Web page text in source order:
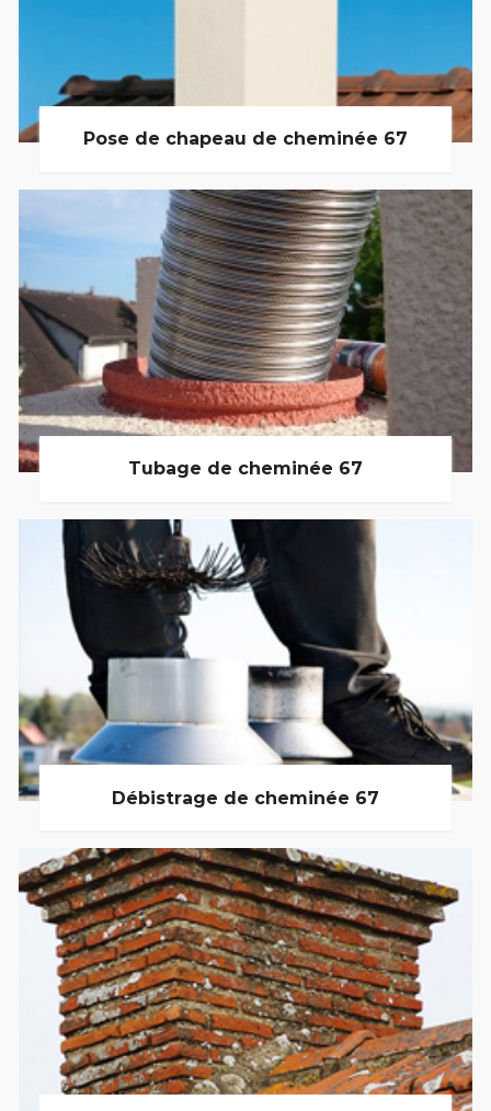
Pose de chapeau de cheminée 67
Tubage de cheminée 67
Débistrage de cheminée 67